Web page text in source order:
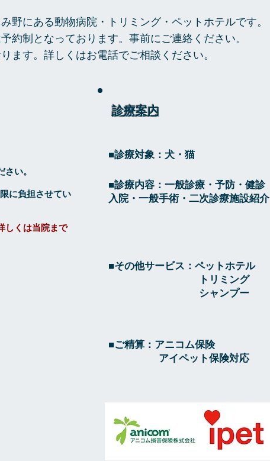
野にある動物病院・トリミング・ペットホテルです。
約制となっております。事前にご連絡ください。
ます。詳しくはお電話でご相談ください。
い。
に負担させてい
しくは当院まで
診療案内
■診療対象：犬・猫
■診療内容：一般診療・予防・健診
​入院・一般手術・二次診療施設紹介
■その他サービス：ペットホテル
トリミング
​ シャンプー
■ご精算：アニコム保険
アイペット保険対応